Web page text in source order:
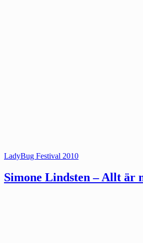
Kategorier:
LadyBug Festival 2010
Simone Lindsten – Allt är